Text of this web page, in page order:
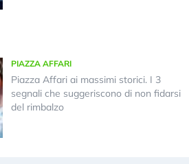
PIAZZA AFFARI
Piazza Affari ai massimi storici. I 3
segnali che suggeriscono di non fidarsi
del rimbalzo